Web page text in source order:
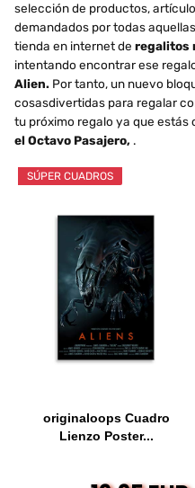
selección de productos,
demandados por todas
tienda en internet de regalitos
intentando encontrar ese
Alien. Por tanto, un nuevo
cosasdivertidas para regalar
tu próximo regalo ya que estás
el Octavo Pasajero, .
SÚPER CUADROS
originaloops Cuadro
Lienzo Poster...